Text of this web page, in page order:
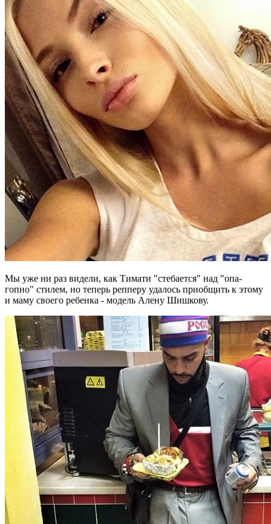
Мы уже ни раз видели, как Тимати "стебается" над "опа-
гопно" стилем, но теперь репперу удалось приобщить к этому
и маму своего ребенка - модель Алену Шишкову.